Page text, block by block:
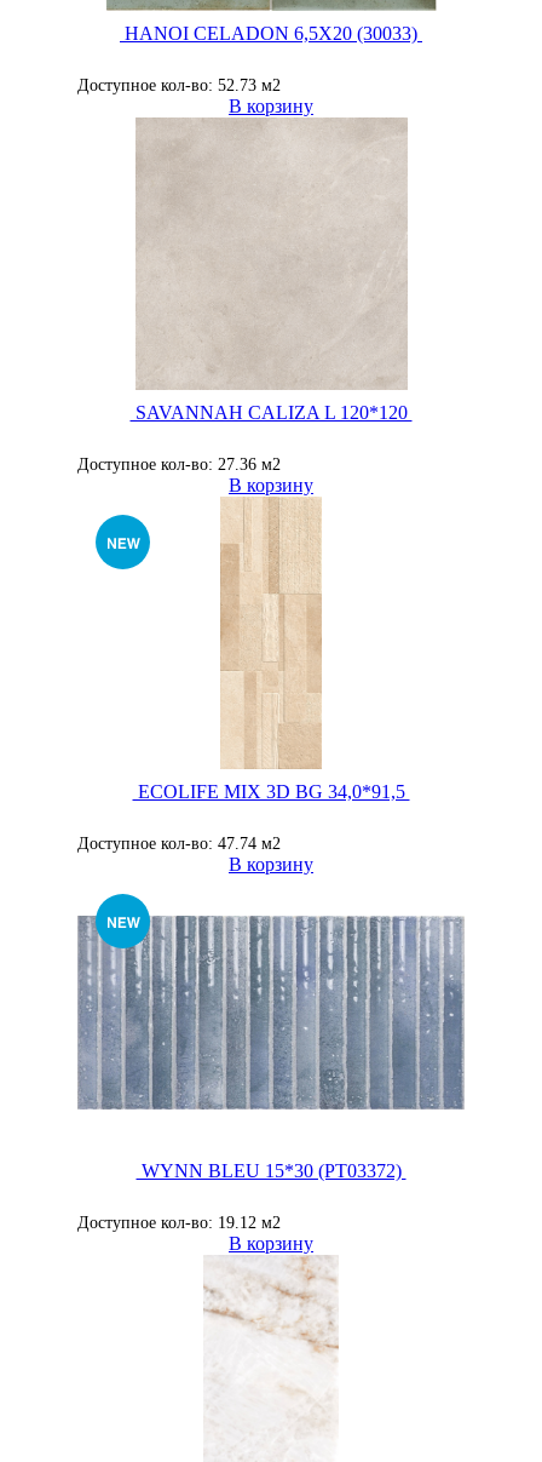
HANOI CELADON 6,5X20 (30033)
Доступное кол-во: 52.73 м2
В корзину
SAVANNAH CALIZA L 120*120
Доступное кол-во: 27.36 м2
В корзину
ECOLIFE MIX 3D BG 34,0*91,5
Доступное кол-во: 47.74 м2
В корзину
WYNN BLEU 15*30 (PT03372)
Доступное кол-во: 19.12 м2
В корзину